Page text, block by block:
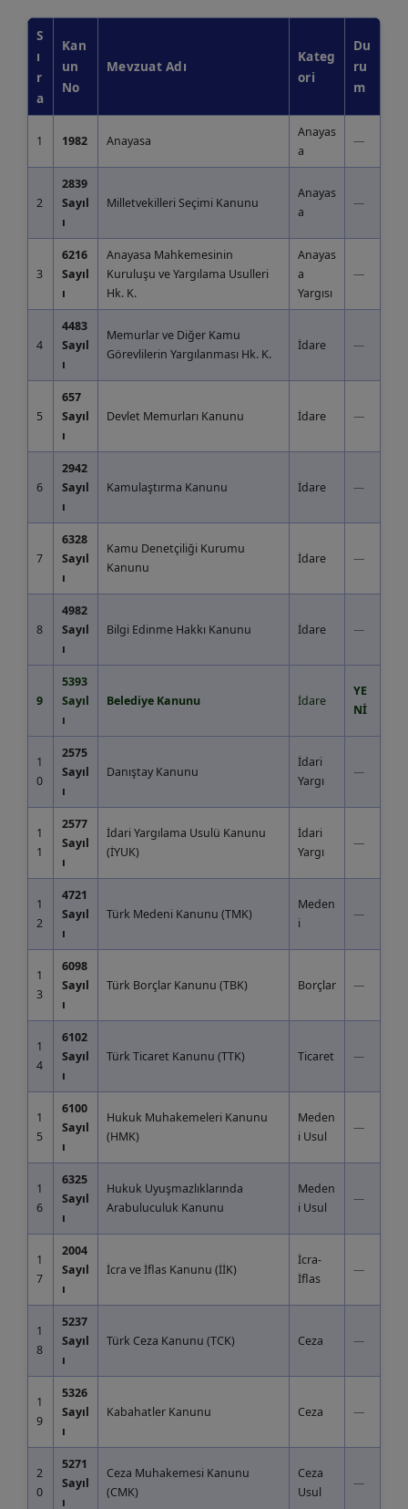
S
ı
r
a
Kan
un
No
Mevzuat Adı
Kateg
ori
Du
ru
m
1 1982 Anayasa
Anayas
a
—
2
2839
Sayıl
ı
Milletvekilleri Seçimi Kanunu
Anayas
a
—
3
6216
Sayıl
ı
Anayasa Mahkemesinin
Kuruluşu ve Yargılama Usulleri
Hk. K.
Anayas
a
Yargısı
—
4
4483
Sayıl
ı
Memurlar ve Diğer Kamu
Görevlilerin Yargılanması Hk. K.
İdare —
5
657
Sayıl
ı
Devlet Memurları Kanunu İdare —
6
2942
Sayıl
ı
Kamulaştırma Kanunu İdare —
7
6328
Sayıl
ı
Kamu Denetçiliği Kurumu
Kanunu
İdare —
8
4982
Sayıl
ı
Bilgi Edinme Hakkı Kanunu İdare —
9
5393
Sayıl
ı
Belediye Kanunu İdare
YE
Nİ
1
0
2575
Sayıl
ı
Danıştay Kanunu
İdari
Yargı
—
1
1
2577
Sayıl
ı
İdari Yargılama Usulü Kanunu
(İYUK)
İdari
Yargı
—
1
2
4721
Sayıl
ı
Türk Medeni Kanunu (TMK)
Meden
i
—
1
3
6098
Sayıl
ı
Türk Borçlar Kanunu (TBK) Borçlar —
1
4
6102
Sayıl
ı
Türk Ticaret Kanunu (TTK) Ticaret —
1
5
6100
Sayıl
ı
Hukuk Muhakemeleri Kanunu
(HMK)
Meden
i Usul
—
1
6
6325
Sayıl
ı
Hukuk Uyuşmazlıklarında
Arabuluculuk Kanunu
Meden
i Usul
—
1
7
2004
Sayıl
ı
İcra ve İflas Kanunu (İİK)
İcra-
İflas
—
1
8
5237
Sayıl
ı
Türk Ceza Kanunu (TCK) Ceza —
1
9
5326
Sayıl
ı
Kabahatler Kanunu Ceza —
2
0
5271
Sayıl
ı
Ceza Muhakemesi Kanunu
(CMK)
Ceza
Usul
—